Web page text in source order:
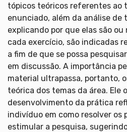
tópicos teóricos referentes ao
enunciado, além da análise de
explicando por que elas são ou
cada exercício, são indicadas
a fim de que se possa
em discussão. A importância
material ultrapassa, portanto,
teórica dos temas da área. Ele
desenvolvimento da prática
indivíduo em como resolver os
estimular a pesquisa,